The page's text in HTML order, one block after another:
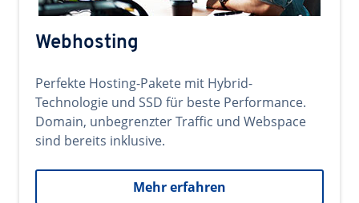
Webhosting
Perfekte Hosting-Pakete mit Hybrid-
Technologie und SSD für beste Performance.
Domain, unbegrenzter Traffic und Webspace
sind bereits inklusive.
Mehr erfahren